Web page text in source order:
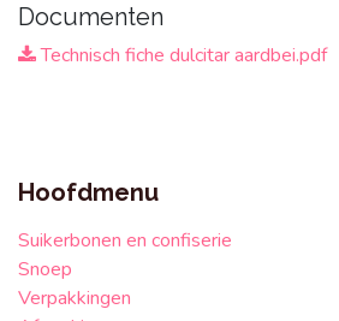
Documenten
Technisch fiche dulcitar aardbei.pdf
Hoofdmenu
Suikerbonen en confiserie
Snoep
Verpakkingen